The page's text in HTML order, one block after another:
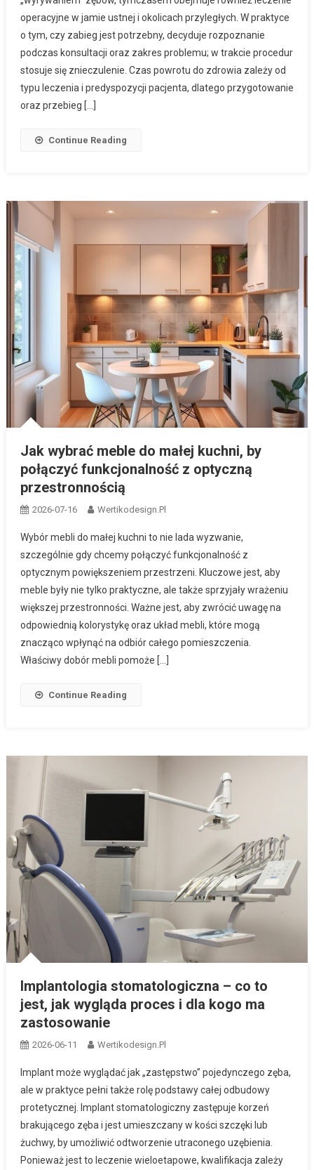
operacyjne w jamie ustnej i okolicach przyległych. W praktyce
o tym, czy zabieg jest potrzebny, decyduje rozpoznanie
podczas konsultacji oraz zakres problemu; w trakcie procedur
stosuje się znieczulenie. Czas powrotu do zdrowia zależy od
typu leczenia i predyspozycji pacjenta, dlatego przygotowanie
oraz przebieg […]
Continue Reading
Jak wybrać meble do małej kuchni, by
połączyć funkcjonalność z optyczną
przestronnością
2026-07-16 Wertikodesign.pl
Wybór mebli do małej kuchni to nie lada wyzwanie,
szczególnie gdy chcemy połączyć funkcjonalność z
optycznym powiększeniem przestrzeni. Kluczowe jest, aby
meble były nie tylko praktyczne, ale także sprzyjały wrażeniu
większej przestronności. Ważne jest, aby zwrócić uwagę na
odpowiednią kolorystykę oraz układ mebli, które mogą
znacząco wpłynąć na odbiór całego pomieszczenia.
Właściwy dobór mebli pomoże […]
Continue Reading
Implantologia stomatologiczna – co to
jest, jak wygląda proces i dla kogo ma
zastosowanie
2026-06-11 Wertikodesign.pl
Implant może wyglądać jak „zastępstwo” pojedynczego zęba,
ale w praktyce pełni także rolę podstawy całej odbudowy
protetycznej. Implant stomatologiczny zastępuje korzeń
brakującego zęba i jest umieszczany w kości szczęki lub
żuchwy, by umożliwić odtworzenie utraconego uzębienia.
Ponieważ jest to leczenie wieloetapowe, kwalifikacja zależy